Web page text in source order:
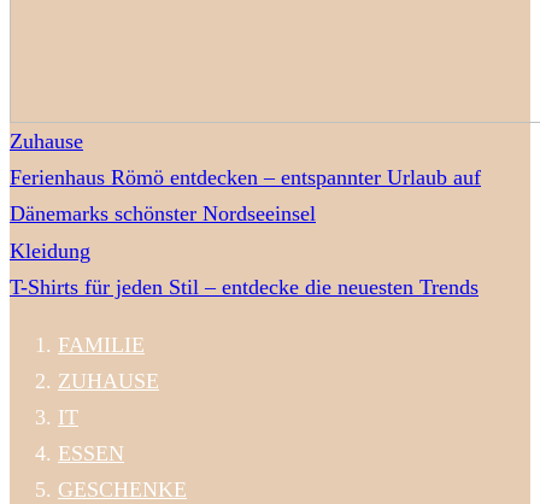
Zuhause
Ferienhaus Römö entdecken – entspannter Urlaub auf
Dänemarks schönster Nordseeinsel
Kleidung
T-Shirts für jeden Stil – entdecke die neuesten Trends
FAMILIE
ZUHAUSE
IT
ESSEN
GESCHENKE